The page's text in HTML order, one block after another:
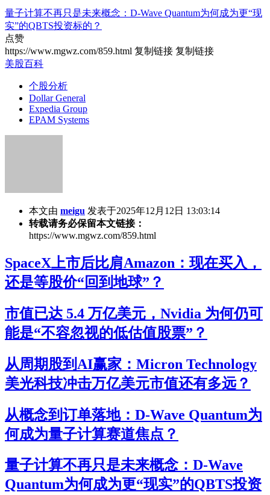
量子计算不再只是未来概念：D-Wave Quantum为何成为更“现
实”的QBTS投资标的？
点赞
https://www.mgwz.com/859.html 复制链接 复制链接
美股百科
个股分析
Dollar General
Expedia Group
EPAM Systems
本文由 meigu 发表于2025年12月12日 13:03:14
转载请务必保留本文链接：
https://www.mgwz.com/859.html
SpaceX上市后比肩Amazon：现在买入，
还是等股价“回到地球”？
市值已达 5.4 万亿美元，Nvidia 为何仍可
能是“不容忽视的低估值股票”？
从周期股到AI赢家：Micron Technology
美光科技冲击万亿美元市值还有多远？
从概念到订单落地：D-Wave Quantum为
何成为量子计算赛道焦点？
量子计算不再只是未来概念：D-Wave
Quantum为何成为更“现实”的QBTS投资